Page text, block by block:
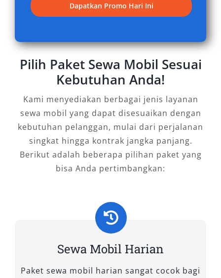
Dapatkan Promo Hari Ini
Pilih Paket Sewa Mobil Sesuai
Kebutuhan Anda!
Kami menyediakan berbagai jenis layanan
sewa mobil yang dapat disesuaikan dengan
kebutuhan pelanggan, mulai dari perjalanan
singkat hingga kontrak jangka panjang.
Berikut adalah beberapa pilihan paket yang
bisa Anda pertimbangkan:
Sewa Mobil Harian
Paket sewa mobil harian sangat cocok bagi